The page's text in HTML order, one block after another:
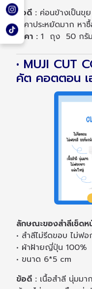
ข้อดี : ค่อนข้างเป็นขุ
ราคาประหยัดมาก หา
ราคา : 1 ถุง 50 กรั
• MUJI CUT
คัต คอตตอน เ
ลักษณะของสำลีเช็ดห
• สำลีไม่รีดขอบ ไม่ฟ
• ผ้าฝ้ายญี่ปุ่น 100%
• ขนาด 6*5 cm
ข้อดี : เนื้อสำลี นุ่มม